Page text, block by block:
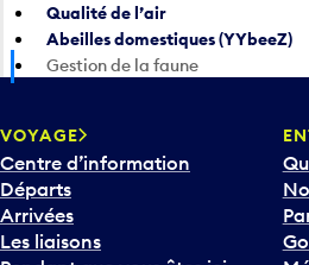
Qualité de l’air
Abeilles domestiques (YYbeeZ)
Gestion de la faune
VOYAGE
Centre d’information
Départs
Arrivées
Les liaisons